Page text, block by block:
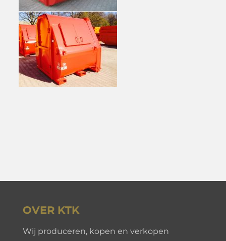
OVER KTK
Wij produceren, kopen en verkopen